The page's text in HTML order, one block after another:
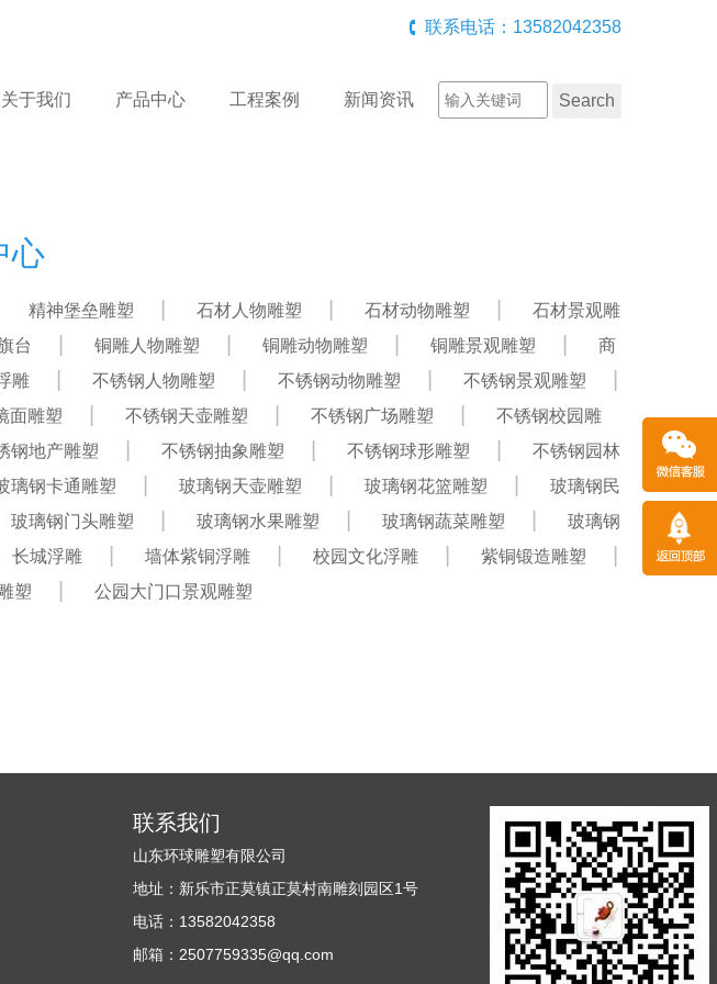
联系电话：13582042358
关于我们 产品中心 工程案例 新闻资讯
心
精神堡垒雕塑 石材人物雕塑 石材动物雕塑
石材景观雕
台 铜雕人物雕塑 铜雕动物雕塑 铜雕景观雕塑
商
雕 不锈钢人物雕塑 不锈钢动物雕塑
不锈钢景观雕塑
面雕塑 不锈钢天壶雕塑 不锈钢广场雕塑
不锈钢校园雕
钢地产雕塑 不锈钢抽象雕塑 不锈钢球形雕塑
不锈钢园林
璃钢卡通雕塑 玻璃钢天壶雕塑 玻璃钢花篮雕塑
玻璃钢民
玻璃钢门头雕塑 玻璃钢水果雕塑 玻璃钢蔬菜雕塑
玻璃钢
长城浮雕 墙体紫铜浮雕 校园文化浮雕
紫铜锻造雕塑
塑 公园大门口景观雕塑
联系我们
山东环球雕塑有限公司
地址：新乐市正莫镇正莫村南雕刻园区1号
电话：13582042358
邮箱：2507759335@qq.com